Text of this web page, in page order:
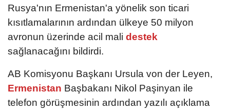
Rusya'nın Ermenistan'a yönelik son ticari
kısıtlamalarının ardından ülkeye 50 milyon
avronun üzerinde acil mali destek
sağlanacağını bildirdi.
AB Komisyonu Başkanı Ursula von der Leyen,
Ermenistan Başbakanı Nikol Paşinyan ile
telefon görüşmesinin ardından yazılı açıklama